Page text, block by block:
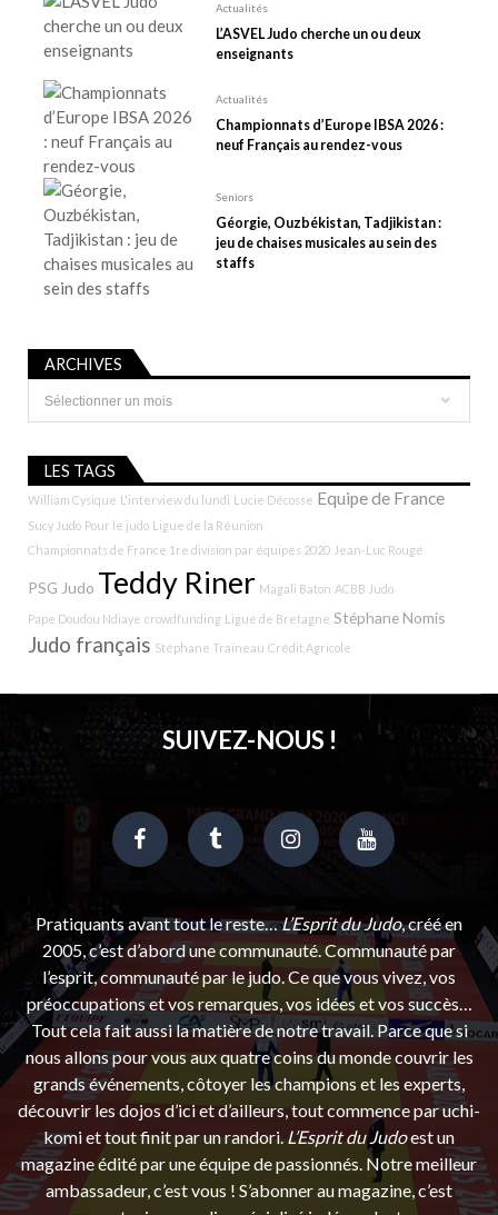
Actualités
L’ASVEL Judo cherche un ou deux
enseignants
Actualités
Championnats d’Europe IBSA 2026 :
neuf Français au rendez-vous
Seniors
Géorgie, Ouzbékistan, Tadjikistan :
jeu de chaises musicales au sein des
staffs
ARCHIVES
Archives
LES TAGS
William Cysique L'interview du lundi Lucie Décosse Equipe de France
Sucy Judo Pour le judo Ligue de la Réunion
Championnats de France 1re division par équipes 2020 Jean-Luc Rougé
PSG Judo Teddy Riner Magali Baton ACBB Judo
Pape Doudou Ndiaye crowdfunding Ligue de Bretagne Stéphane Nomis
Judo français Stéphane Traineau Crédit Agricole
SUIVEZ-NOUS !
Pratiquants avant tout le reste…L’Esprit du Judo, créé en
2005, c’est d’abord une communauté. Communauté par
l’esprit, communauté par le judo. Ce que vous vivez, vos
préoccupations et vos remarques, vos idées et vos succès…
Tout cela fait aussi la matière de notre travail. Parce que si
nous allons pour vous aux quatre coins du monde couvrir les
grands événements, côtoyer les champions et les experts,
découvrir les dojos d’ici et d’ailleurs, tout commence par uchi-
komi et tout finit par un randori.L’Esprit du Judoest un
magazine édité par une équipe de passionnés. Notre meilleur
ambassadeur, c’est vous ! S’abonner au magazine, c’est